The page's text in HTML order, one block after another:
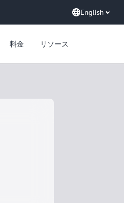
English
料金 リソース